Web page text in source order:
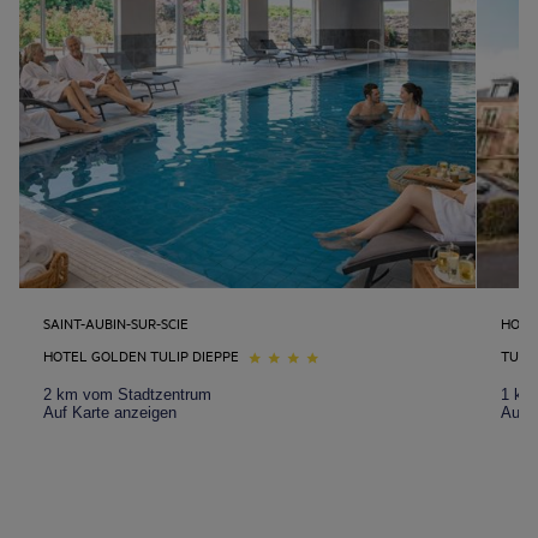
SAINT-AUBIN-SUR-SCIE
HOTEL GOLDEN TULIP DIEPPE
2 km vom Stadtzentrum
Auf Karte anzeigen
1
Auf